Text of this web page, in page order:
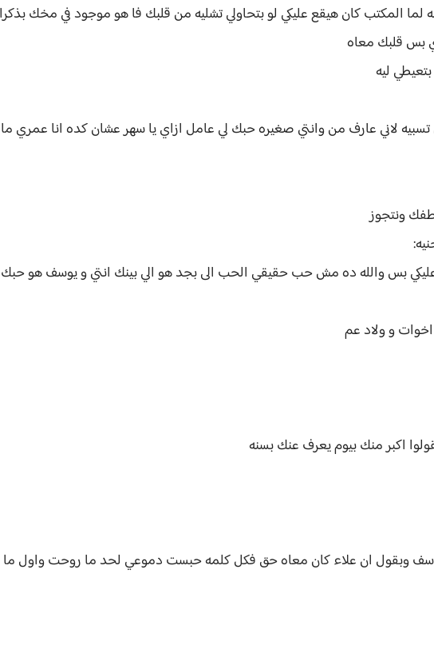
لما المكتب كان هيقع عليكي لو بتحاولي تشليه من قلبك فا هو موجود في مخك
بس قلبك معاه
ليه
لاني عارف من وانتي صغيره حبك لي عامل ازاي يا سهر عشان كده انا عمري
ونتجوز
بس والله ده مش حب حقيقي الحب الى بجد هو الي بينك انتي و يوسف هو حبك
و ولاد عم
اكبر منك بيوم يعرف عنك بسنه
وبقول ان علاء كان معاه حق فكل كلمه حبست دموعي لحد ما روحت واول